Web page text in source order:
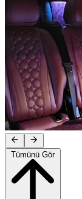
Tümünü Gör